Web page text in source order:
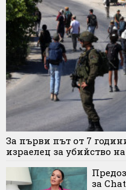
За първи път от 7
израелец за убийство
за